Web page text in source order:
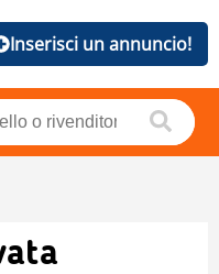
Inserisci un annuncio!